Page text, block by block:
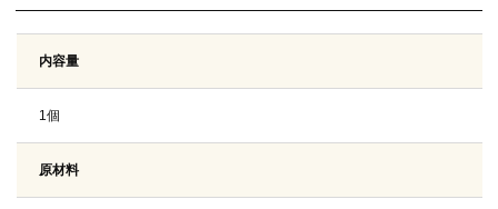
内容量
1個
原材料